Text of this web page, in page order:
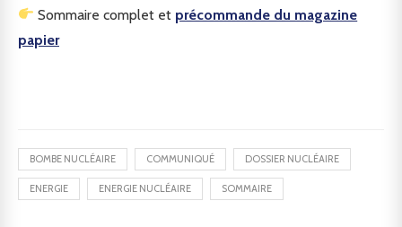
Sommaire complet et précommande du magazine
papier
BOMBE NUCLÉAIRE COMMUNIQUÉ DOSSIER NUCLÉAIRE
ENERGIE ENERGIE NUCLÉAIRE SOMMAIRE